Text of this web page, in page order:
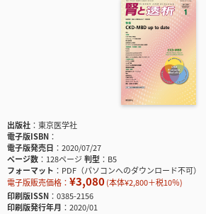
出版社
東京医学社
電子版ISBN
電子版発売日
2020/07/27
ページ数
128ページ判型
B5
フォーマット
PDF（パソコンへのダウンロード不可）
電子版販売価格： ¥3,080(本体¥2,800＋税10％)
印刷版ISSN
0385-2156
印刷版発行年月
2020/01